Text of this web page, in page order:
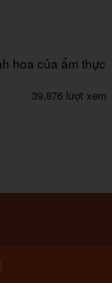
hoa của ẩm thực
39,876 lượt xem